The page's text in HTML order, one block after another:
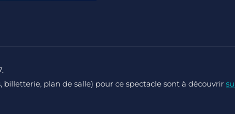
plan de salle) pour ce spectacle sont à découvrir